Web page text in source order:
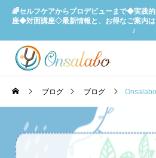
🌈セルフケアからプロデビューまで◆実践
座◆対面講座◇最新情報と、お得なご案内
♪
ブログ ブログ